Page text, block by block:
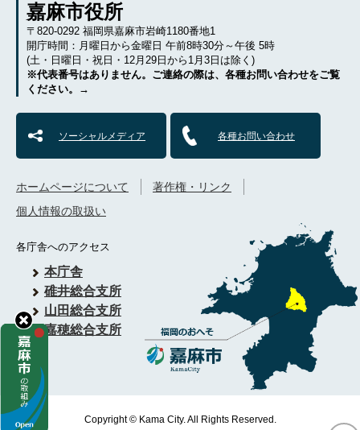
嘉麻市役所
〒820-0292 福岡県嘉麻市岩崎1180番地1
開庁時間：月曜日から金曜日 午前8時30分～午後 5時
(土・日曜日・祝日・12月29日から1月3日は除く)
※代表番号はありません。ご連絡の際は、各種お問い合わせをご覧
ください。→
ソーシャルメディア 各種お問い合わせ
各庁舎へのアクセス
本庁舎
碓井総合支所
山田総合支所
嘉穂総合支所
ホームページについて
著作権・リンク
個人情報の取扱い
Copyright © Kama City. All Rights Reserved.